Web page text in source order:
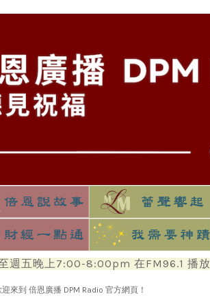
週五晚上7:00-8:00pm 在FM96.1 播放
來到 倍恩廣播 DPM Radio 官方網頁！